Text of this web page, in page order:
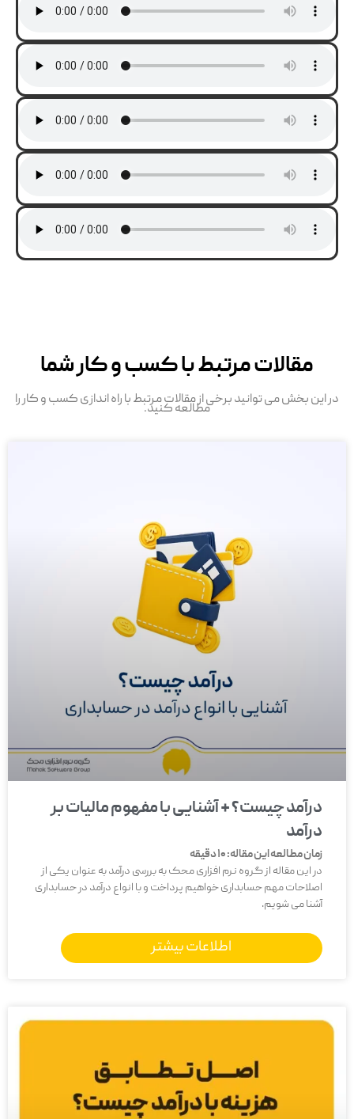
مقالات مرتبط با کسب و کار شما
در این بخش می توانید برخی از مقالات مرتبط با راه اندازی کسب و کار را
مطالعه کنید.
درآمد چیست؟ + آشنایی با مفهوم مالیات بر
درآمد
زمان مطالعه این مقاله:10دقیقه
در این مقاله از گروه نرم افزاری محک به بررسی درآمد به عنوان یکی از
اصلاحات مهم حسابداری خواهیم پرداخت و با انواع درآمد در حسابداری
آشنا می شویم.
اطلاعات بیشتر